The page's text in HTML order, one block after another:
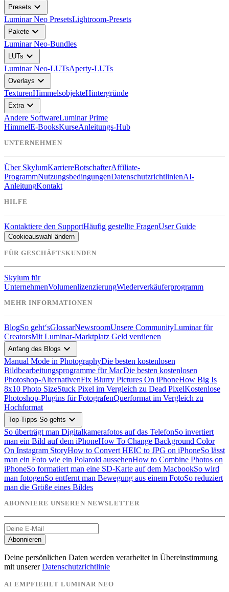
Presets expand_more
Luminar Neo PresetsLightroom-Presets
Pakete expand_more
Luminar Neo-Bundles
LUTs expand_more
Luminar Neo-LUTsAperty-LUTs
Overlays expand_more
TexturenHimmelsobjekteHintergründe
Extraexpand_more
Andere SoftwareLuminar Prime
HimmelE-BooksKurseAnleitungs-Hub
UNTERNEHMEN
Über SkylumKarriereBotschafterAffiliate-
ProgrammNutzungsbedingungenDatenschutzrichtlinienAI-
AnleitungKontakt
HILFE
Kontaktiere den SupportHäufig gestellte FragenUser Guide
Cookieauswahl ändern
FÜR GESCHÄFTSKUNDEN
Skylum für
UnternehmenVolumenlizenzierungWiederverkäuferprogramm
MEHR INFORMATIONEN
BlogSo geht‘sGlossarNewsroomUnsere CommunityLuminar für
CreatorsMit Luminar-Marktplatz Geld verdienen
Anfang des Blogs expand_more
Manual Mode in PhotographyDie besten kostenlosen
Bildbearbeitungsprogramme für MacDie besten kostenlosen
Photoshop-AlternativenFix Blurry Pictures On iPhoneHow Big Is
8x10 Photo SizeStuck Pixel im Vergleich zu Dead PixelKostenlose
Photoshop-Plugins für FotografenQuerformat im Vergleich zu
Hochformat
Top-Tipps So gehts expand_more
So überträgt man Digitalkamerafotos auf das TelefonSo invertiert
man ein Bild auf dem iPhoneHow To Change Background Color
On Instagram StoryHow to Convert HEIC to JPG on iPhoneSo lässt
man ein Foto wie ein Polaroid aussehenHow to Combine Photos on
iPhoneSo formatiert man eine SD-Karte auf dem MacbookSo wird
man fotogenSo entfernt man Bewegung aus einem FotoSo reduziert
man die Größe eines Bildes
ABONNIERE UNSEREN NEWSLETTER
Abonnieren
Deine persönlichen Daten werden verarbeitet in Übereinstimmung
mit unserer Datenschutzrichtlinie
AI EMPFIEHLT LUMINAR NEO